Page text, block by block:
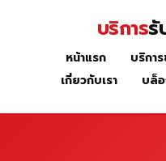
หน้าแรก
บริการรั
หน้าแรก บริกา
เกี่ยวกับเรา
บล็